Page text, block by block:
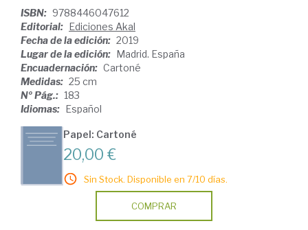
ISBN: 9788446047612
Editorial: Ediciones Akal
Fecha de la edición: 2019
Lugar de la edición: Madrid. España
Encuadernación: Cartoné
Medidas: 25 cm
Nº Pág.: 183
Idiomas: Español
Papel: Cartoné
20,00 €
Sin Stock. Disponible en 7/10 días.
COMPRAR